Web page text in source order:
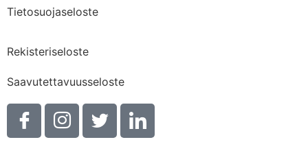
Tietosuojaseloste
Rekisteriseloste
Saavutettavuusseloste